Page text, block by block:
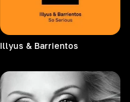
Illyus & Barrientos